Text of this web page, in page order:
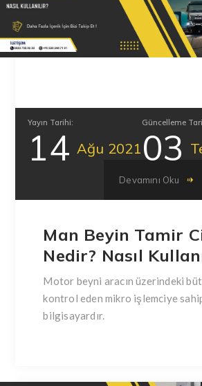
Yayın Tarihi:
14 Ağu 2021
Güncelleme
03
Devamını Oku
Man Beyin Tamir
Nedir? Nasıl
Motor beyni aracın üzerindeki
kontrol eden mikro işlemciye
bilgisayardır.